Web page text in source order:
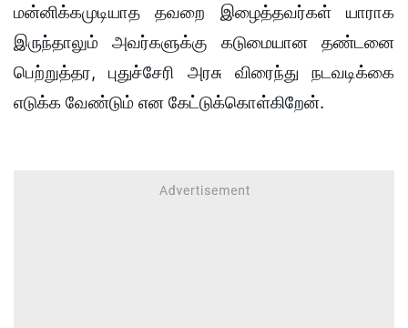
மன்னிக்கமுடியாத தவறை இழைத்தவர்கள் யாராக
இருந்தாலும் அவர்களுக்கு கடுமையான தண்டனை
பெற்றுத்தர, புதுச்சேரி அரசு விரைந்து நடவடிக்கை
எடுக்க வேண்டும் என கேட்டுக்கொள்கிறேன்.